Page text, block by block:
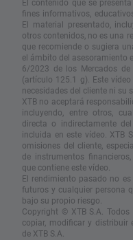
El contenido que se
fines informativos,
El material presentado,
otros contenidos, no es una
que recomiende o sugiera
el ámbito del asesoramiento
6/2023 de los Mercados
(artículo 125.1 g). Este
necesidades del cliente ni
XTB no aceptará
incluyendo, entre otros,
directa o indirectamente
incluida en este vídeo. XTB
omisiones del cliente,
de instrumentos
que contiene este vídeo.
El rendimiento pasado no
futuros y cualquier persona
bajo su propio riesgo.
Copyright © XTB S.A.
copiar, modificar y distribuir
de XTB S.A.